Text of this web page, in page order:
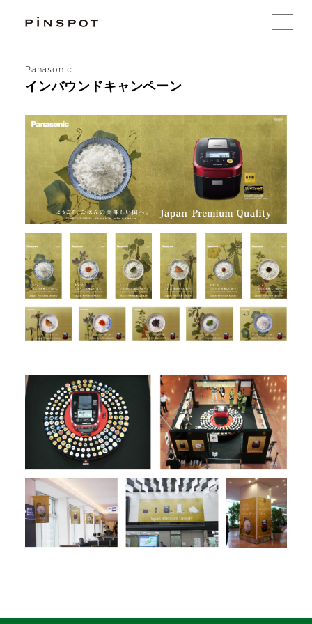
Panasonic
インバウンドキャンペーン